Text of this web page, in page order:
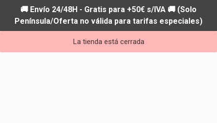
🚚 Envío 24/48H - Gratis para +50€ s/IVA 🚚 (Solo
Península/Oferta no válida para tarifas especiales)
La tienda está cerrada